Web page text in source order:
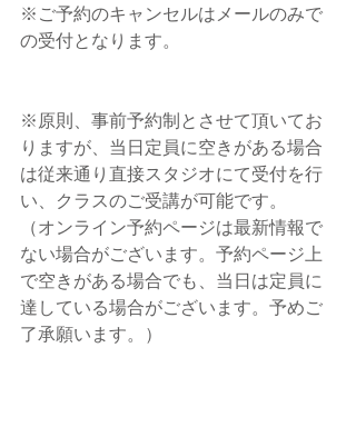
※ご予約のキャンセルはメールのみで
の受付となります。
※原則、事前予約制とさせて頂いてお
りますが、当日定員に空きがある場合
は従来通り直接スタジオにて受付を行
い、クラスのご受講が可能です。
（オンライン予約ページは最新情報で
ない場合がございます。予約ページ上
で空きがある場合でも、当日は定員に
達している場合がございます。予めご
了承願います。）